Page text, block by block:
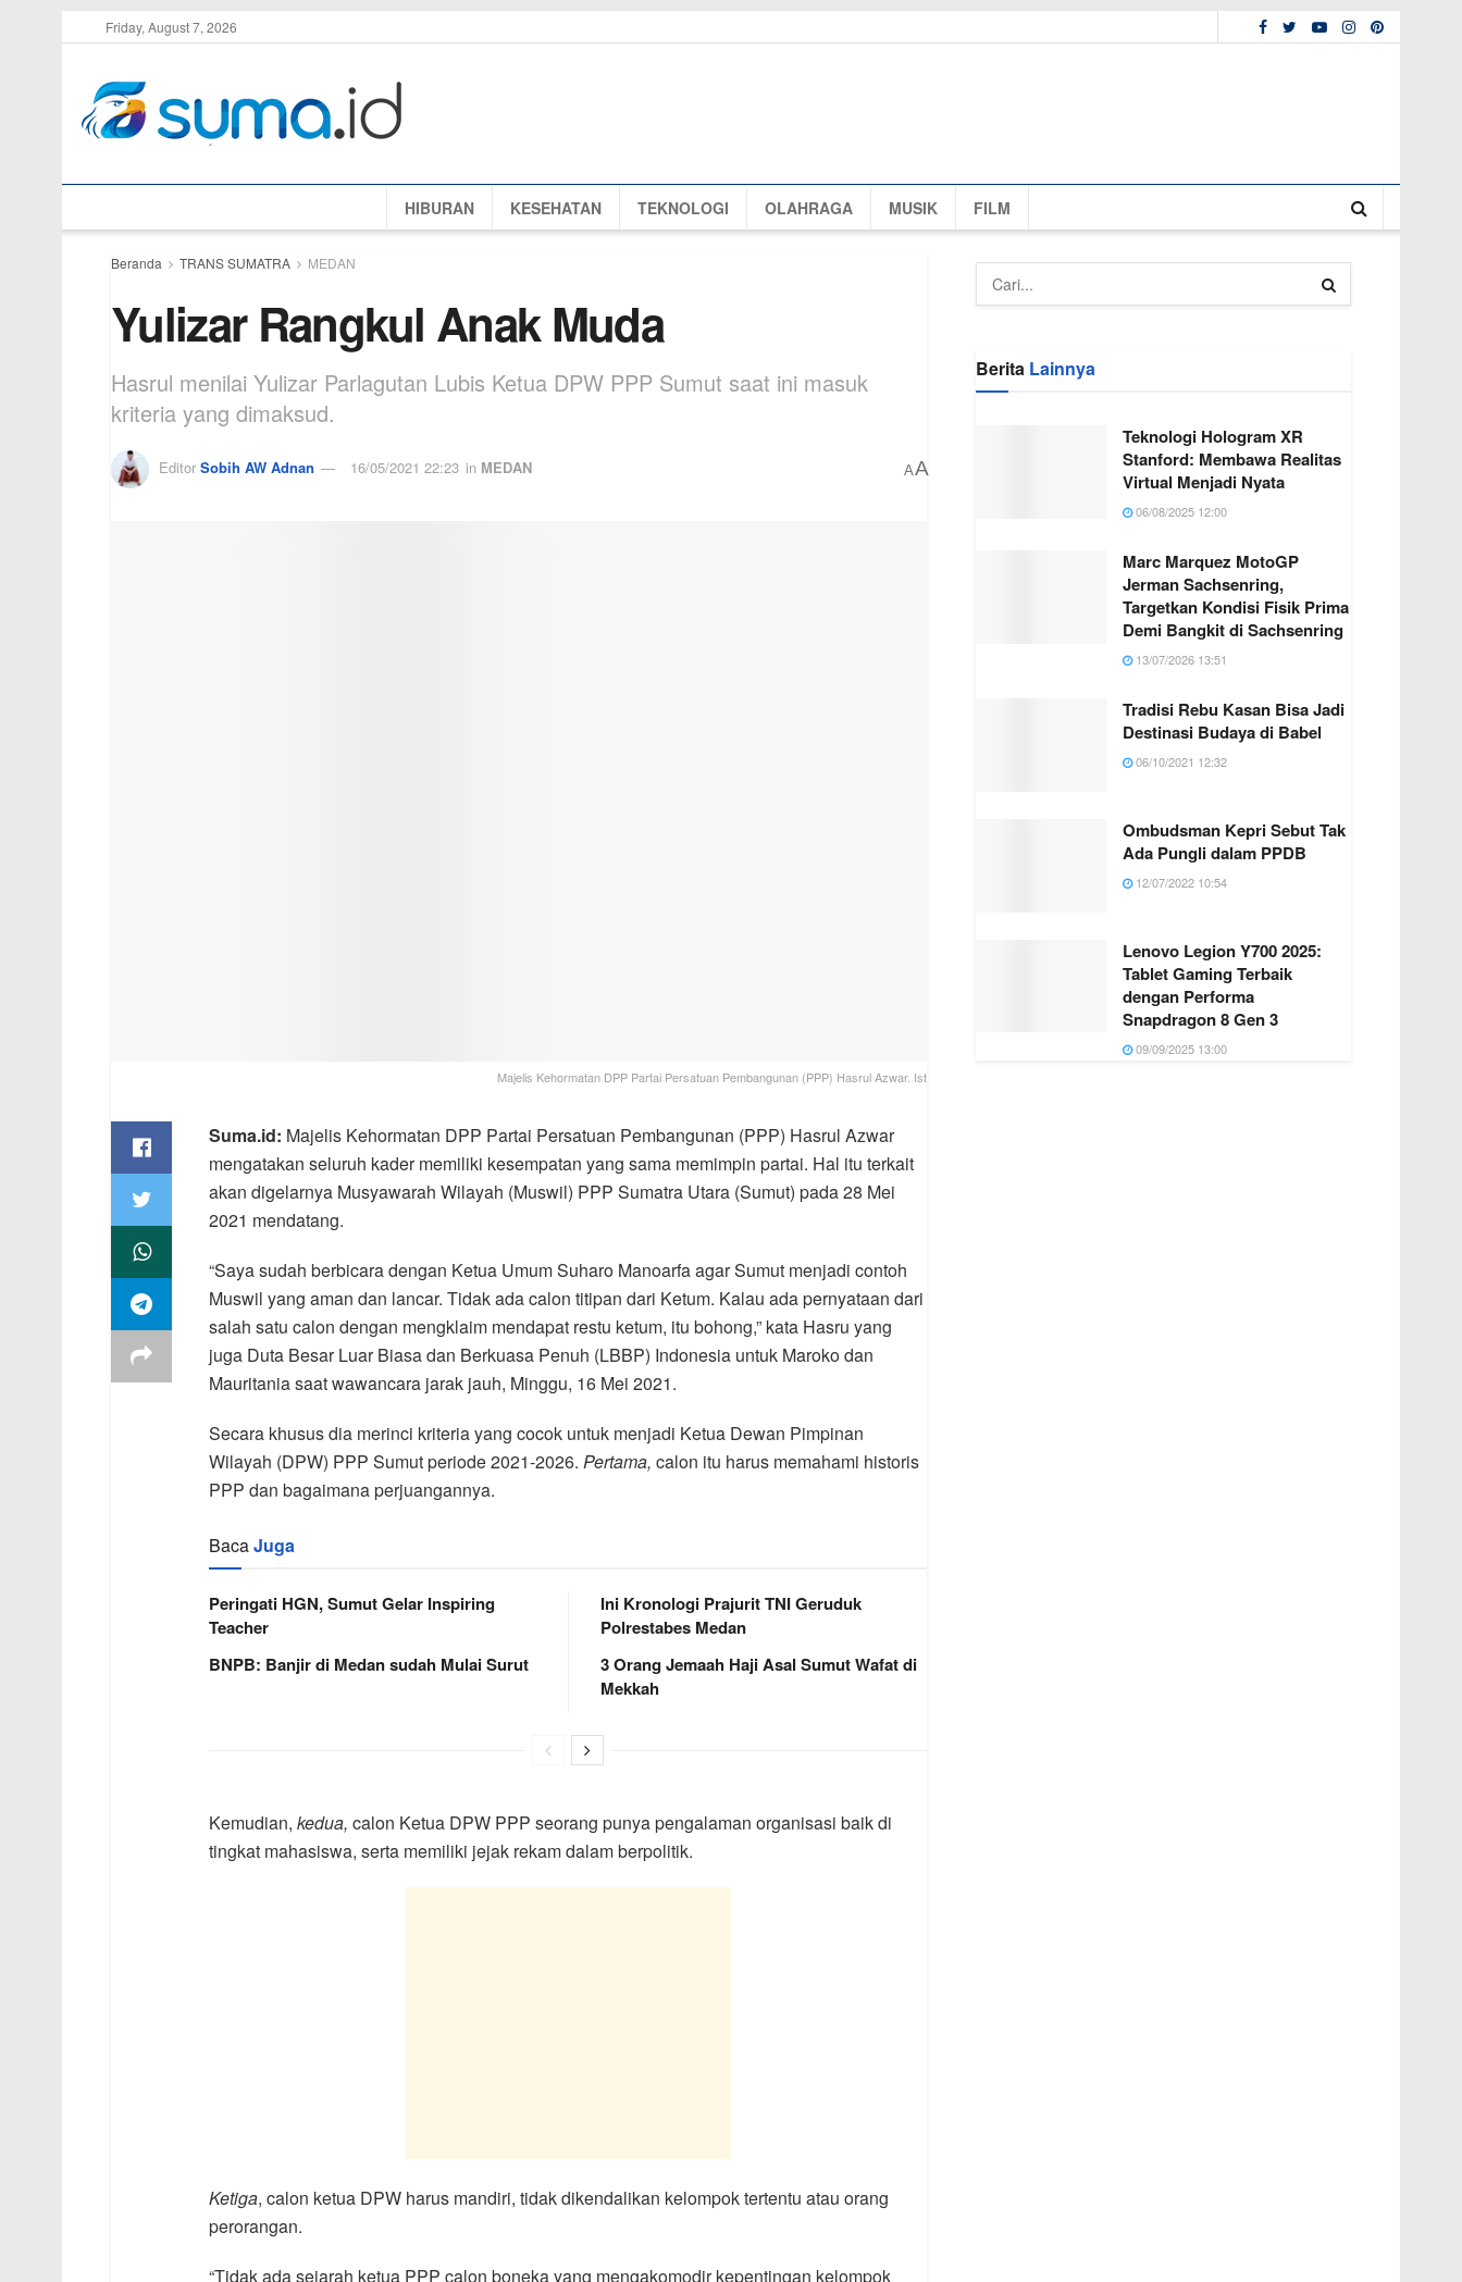
Friday, August 7, 2026
HIBURAN KESEHATAN TEKNOLOGI OLAHRAGA MUSIK FILM
Beranda TRANS SUMATRA MEDAN
Yulizar Rangkul Anak Muda
Hasrul menilai Yulizar Parlagutan Lubis Ketua DPW PPP Sumut saat ini masuk
kriteria yang dimaksud.
Editor Sobih AW Adnan 16/05/2021 22:23 in MEDAN AA
Majelis Kehormatan DPP Partai Persatuan Pembangunan (PPP) Hasrul Azwar. Ist
Suma.id: Majelis Kehormatan DPP Partai Persatuan Pembangunan (PPP) Hasrul Azwar
mengatakan seluruh kader memiliki kesempatan yang sama memimpin partai. Hal itu terkait
akan digelarnya Musyawarah Wilayah (Muswil) PPP Sumatra Utara (Sumut) pada 28 Mei
2021 mendatang.
“Saya sudah berbicara dengan Ketua Umum Suharo Manoarfa agar Sumut menjadi contoh
Muswil yang aman dan lancar. Tidak ada calon titipan dari Ketum. Kalau ada pernyataan dari
salah satu calon dengan mengklaim mendapat restu ketum, itu bohong,” kata Hasru yang
juga Duta Besar Luar Biasa dan Berkuasa Penuh (LBBP) Indonesia untuk Maroko dan
Mauritania saat wawancara jarak jauh, Minggu, 16 Mei 2021.
Secara khusus dia merinci kriteria yang cocok untuk menjadi Ketua Dewan Pimpinan
Wilayah (DPW) PPP Sumut periode 2021-2026. Pertama, calon itu harus memahami historis
PPP dan bagaimana perjuangannya.
BacaJuga
Peringati HGN, Sumut Gelar Inspiring
Teacher
BNPB: Banjir di Medan sudah Mulai Surut
Ini Kronologi Prajurit TNI Geruduk
Polrestabes Medan
3 Orang Jemaah Haji Asal Sumut Wafat di
Mekkah
Kemudian, kedua, calon Ketua DPW PPP seorang punya pengalaman organisasi baik di
tingkat mahasiswa, serta memiliki jejak rekam dalam berpolitik.
Ketiga, calon ketua DPW harus mandiri, tidak dikendalikan kelompok tertentu atau orang
perorangan.
“Tidak ada sejarah ketua PPP calon boneka yang mengakomodir kepentingan kelompok
Berita Lainnya
Teknologi Hologram XR
Stanford: Membawa Realitas
Virtual Menjadi Nyata
06/08/2025 12:00
Marc Marquez MotoGP
Jerman Sachsenring,
Targetkan Kondisi Fisik Prima
Demi Bangkit di Sachsenring
13/07/2026 13:51
Tradisi Rebu Kasan Bisa Jadi
Destinasi Budaya di Babel
06/10/2021 12:32
Ombudsman Kepri Sebut Tak
Ada Pungli dalam PPDB
12/07/2022 10:54
Lenovo Legion Y700 2025:
Tablet Gaming Terbaik
dengan Performa
Snapdragon 8 Gen 3
09/09/2025 13:00